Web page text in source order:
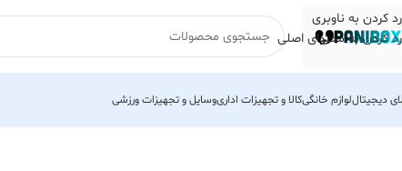
رد کردن به ناوبری
رد کردن به محتوای اصلی
دیجیتاللوازم خانگیکالا و تجهیزات اداریوسایل و تجهیزات ورزشی